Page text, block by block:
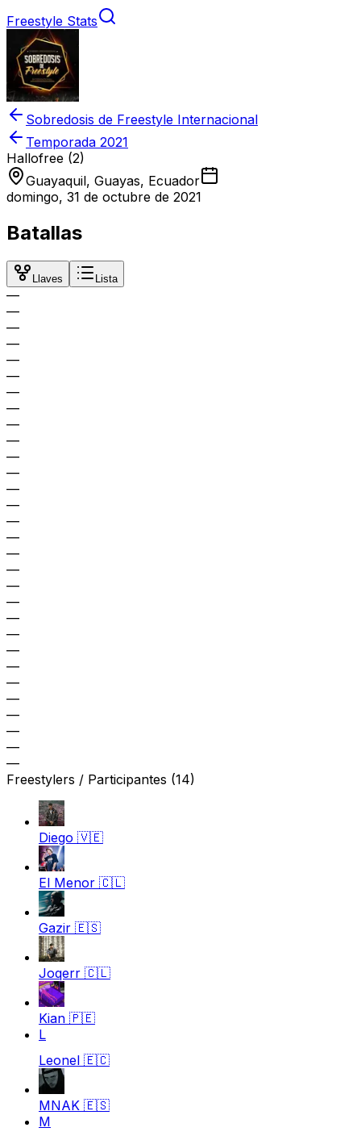
Freestyle Stats
Sobredosis de Freestyle Internacional
Temporada 2021
Hallofree (2)
Guayaquil, Guayas, Ecuador
domingo, 31 de octubre de 2021
Batallas
Llaves Lista
—
—
—
—
—
—
—
—
—
—
—
—
—
—
—
—
—
—
—
—
—
—
—
—
—
—
—
—
—
—
Freestylers / Participantes (14)
Diego 🇻🇪
El Menor 🇨🇱
Gazir 🇪🇸
Joqerr 🇨🇱
Kian 🇵🇪
L
Leonel 🇪🇨
MNAK 🇪🇸
M